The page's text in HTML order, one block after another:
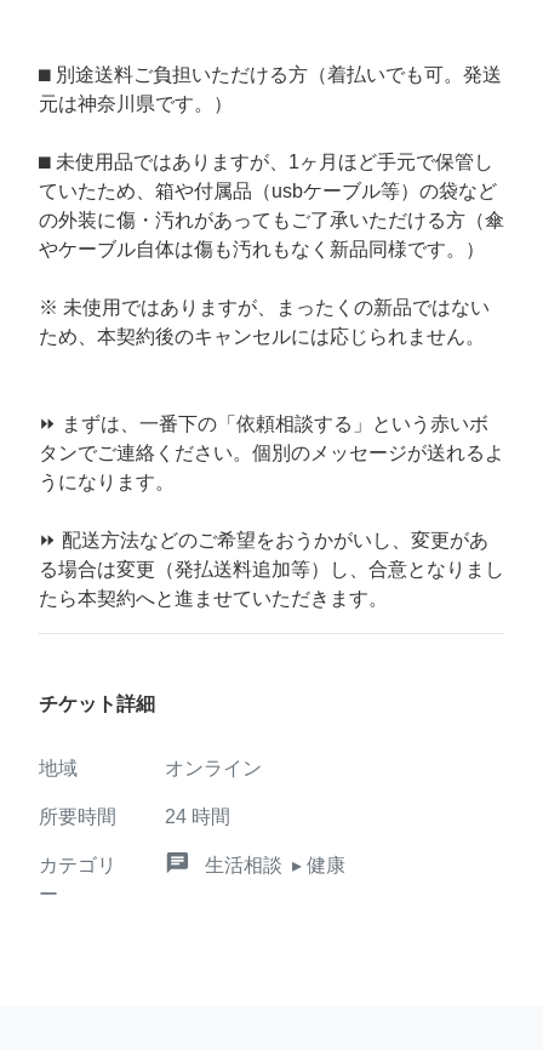
⬛︎ 別途送料ご負担いただける方（着払いでも可。発送
元は神奈川県です。）
⬛︎ 未使用品ではありますが、1ヶ月ほど手元で保管し
ていたため、箱や付属品（usbケーブル等）の袋など
の外装に傷・汚れがあってもご了承いただける方（傘
やケーブル自体は傷も汚れもなく新品同様です。）
※ 未使用ではありますが、まったくの新品ではない
ため、本契約後のキャンセルには応じられません。
⏩ まずは、一番下の「依頼相談する」という赤いボ
タンでご連絡ください。個別のメッセージが送れるよ
うになります。
⏩ 配送方法などのご希望をおうかがいし、変更があ
る場合は変更（発払送料追加等）し、合意となりまし
たら本契約へと進ませていただきます。
チケット詳細
地域 オンライン
所要時間 24 時間
カテゴリ
ー
chat 生活相談 ▸ 健康